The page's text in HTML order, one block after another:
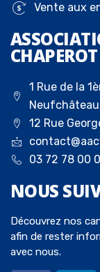
Vente aux
1 Rue de la
Neufchâteau
12 Rue
03 72 78 00
NOUS
Découvrez nos
afin de rester
avec nous.